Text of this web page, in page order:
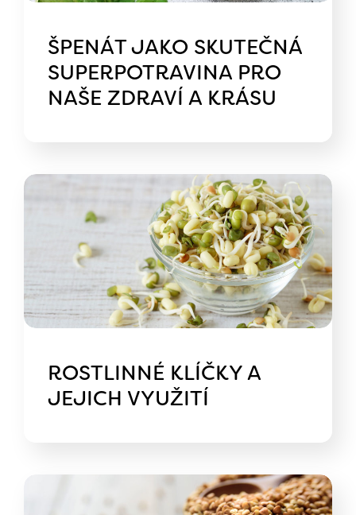
ŠPENÁT JAKO SKUTEČNÁ
SUPERPOTRAVINA PRO
NAŠE ZDRAVÍ A KRÁSU
ROSTLINNÉ KLÍČKY A
JEJICH VYUŽITÍ